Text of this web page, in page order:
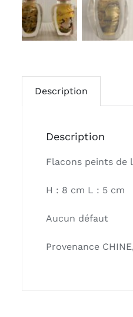
Description
Description
Flacons peints de
H : 8 cm L : 5 cm
Aucun défaut
Provenance